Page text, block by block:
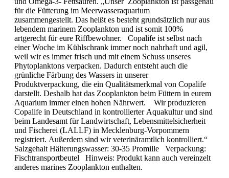
für die Fütterung im Meerwasseraquarium
zusammengestellt. Das heißt es besteht grundsätzlich nur aus
lebendem marinem Zooplankton und ist somit 100%
artgerecht für eure Riffbewohner. Copalife ist selbst nach
einer Woche im Kühlschrank immer noch nahrhaft und agil,
weil wir es immer frisch und mit einem Schuss unseres
Phytoplanktons verpacken. Dadurch entsteht auch die
grünliche Färbung des Wassers in unserer
Produktverpackung, die ein Qualitätsmerkmal von Copalife
darstellt. Deshalb hat das Zooplankton beim Füttern in eurem
Aquarium immer einen hohen Nährwert. Wir produzieren
Copalife in Deutschland in kontrollierter Aquakultur und sind
beim Landesamt für Landwirtschaft, Lebensmittelsicherheit
und Fischerei (LALLF) in Mecklenburg-Vorpommern
registriert. Außerdem sind wir veterinäramtlich kontrolliert.“
Salzgehalt Hälterungswasser: 30-35 Promille Verpackung:
Fischtransportbeutel Hinweis: Produkt kann auch vereinzelt
anderes marines Zooplankton enthalten.